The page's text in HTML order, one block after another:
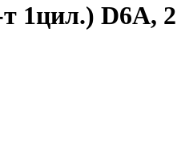
1цил.) D6A,